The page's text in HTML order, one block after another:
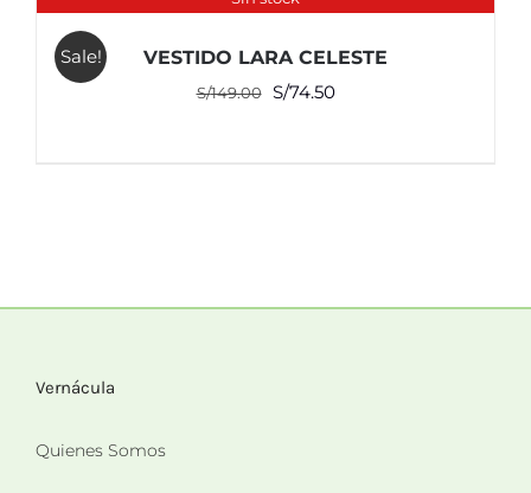
Sale! VESTIDO LARA CELESTE
S/149.00 El
S/74.50El
Vernácula
Quienes Somos